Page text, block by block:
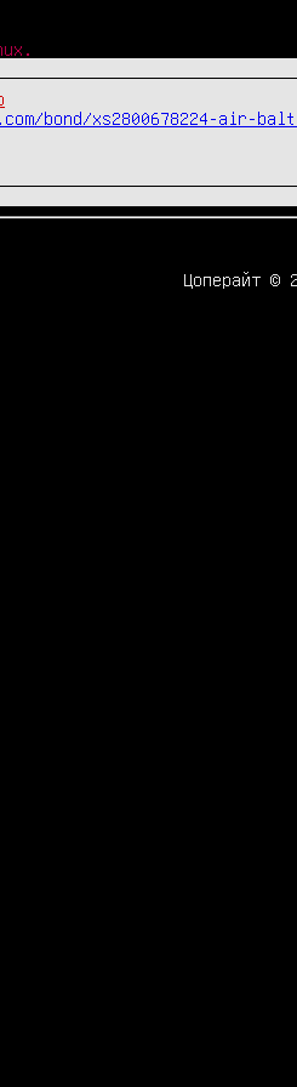
bond/xs2800678224-air-
Цоперайт ©